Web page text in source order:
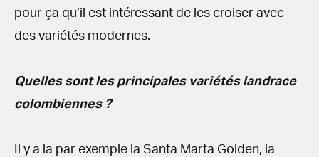
pour ça qu’il est intéressant de les croiser avec
des variétés modernes.
Quelles sont les principales variétés landrace
colombiennes ?
Il y a la par exemple la Santa Marta Golden, la